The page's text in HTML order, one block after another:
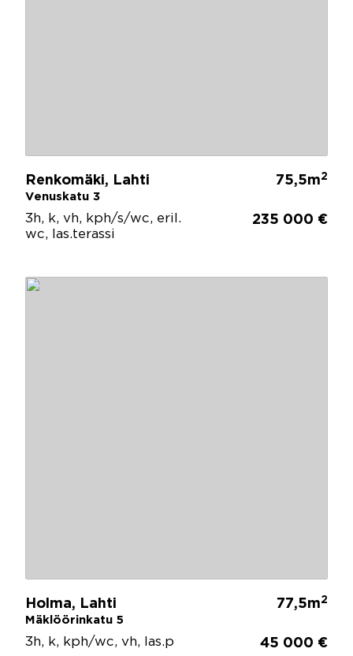
Renkomäki, Lahti
Venuskatu 3
75,5m2
3h, k, vh, kph/s/wc, eril.
wc, las.terassi
235 000 €
Holma, Lahti
Mäklöörinkatu 5
77,5m2
3h, k, kph/wc, vh, las.p 45 000 €